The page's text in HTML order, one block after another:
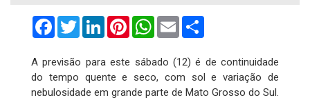
FacebookTwitterLinkedInPinterestWhatsApp
Email
A previsão para este sábado (12) é de continuidade
do tempo quente e seco, com sol e variação de
nebulosidade em grande parte de Mato Grosso do Sul.